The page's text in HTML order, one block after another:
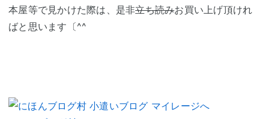
本屋等で見かけた際は、是非立ち読みお買い上げ頂けれ
ばと思います〔^^